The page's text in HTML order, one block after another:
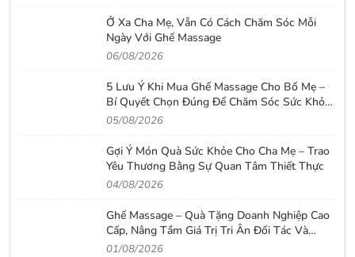
Ở Xa Cha Mẹ, Vẫn Có Cách Chăm Sóc Mỗi
Ngày Với Ghế Massage
06/08/2026
5 Lưu Ý Khi Mua Ghế Massage Cho Bố Mẹ –
Bí Quyết Chọn Đúng Để Chăm Sóc Sức Khỏe
Lâu Dài
05/08/2026
Gợi Ý Món Quà Sức Khỏe Cho Cha Mẹ – Trao
Yêu Thương Bằng Sự Quan Tâm Thiết Thực
04/08/2026
Ghế Massage – Quà Tặng Doanh Nghiệp Cao
Cấp, Nâng Tầm Giá Trị Tri Ân Đối Tác Và
Nhân Viên
01/08/2026